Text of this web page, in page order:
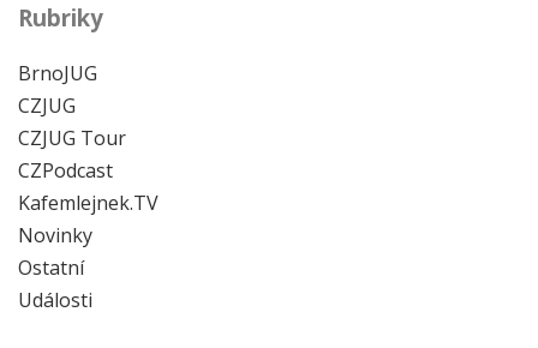
Rubriky
BrnoJUG
CZJUG
CZJUG Tour
CZPodcast
Kafemlejnek.TV
Novinky
Ostatní
Události